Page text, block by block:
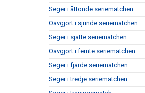
Seger i åttonde seriematchen
Oavgjort i sjunde seriematchen
Seger i sjätte seriematchen
Oavgjort i femte seriematchen
Seger i fjärde seriematchen
Seger i tredje seriematchen